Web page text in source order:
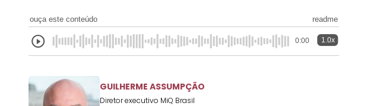
ouça este conteúdo readme
0:00 1.0x
GUILHERME ASSUMPÇÃO
Diretor executivo MiQ Brasil